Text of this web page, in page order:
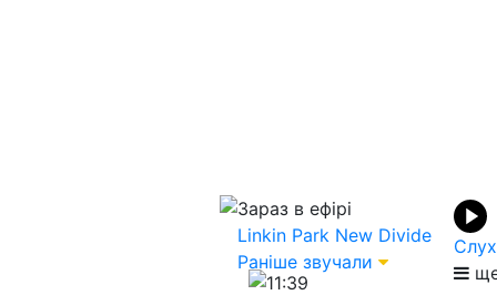
Зараз в ефірі
Linkin Park New Divide
Раніше звучали
11:39